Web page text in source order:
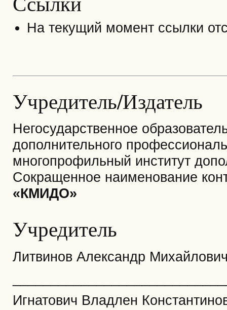
На текущий момент ссылки
Учредитель/Издатель
Негосударственное
дополнительного
многопрофильный институт
Сокращенное наименование
«КМИДО»
Учредитель
Литвинов Александр
Игнатович Владлен